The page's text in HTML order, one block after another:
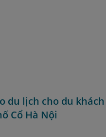
du lịch cho du
Cổ Hà Nội